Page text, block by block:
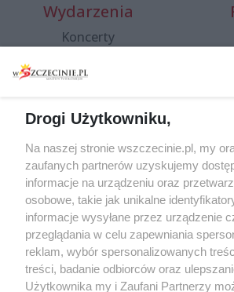
Wydarzenia
Koncerty
Spacery i oprowadzania
targi
Wernisaże
Więcej
20.
Drogi Użytkowniku,
Na naszej stronie wszczecinie.pl, my
zaufanych partnerów uzyskujemy
informacje na urządzeniu oraz
osobowe, takie jak unikalne
informacje wysyłane przez urządzenie
przeglądania w celu zapewniania
reklam, wybór spersonalizowanych
treści, badanie odbiorców oraz
Użytkownika my i Zaufani Partnerzy